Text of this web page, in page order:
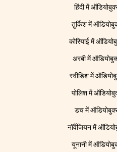
हिंदी में
तुर्किश में
कोरियाई में
अरबी में
स्वीडिश में
पोलिश में
डच में
नॉर्वेजियन में
यूनानी में